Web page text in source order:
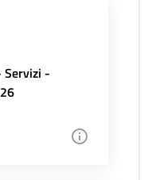
Servizi -